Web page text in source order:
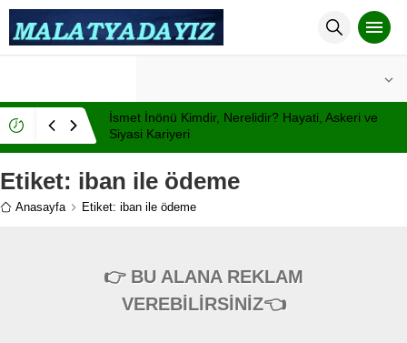
İsmet İnönü Kimdir, Nerelidir? Hayati, Askeri ve
Siyasi Kariyeri
Etiket: iban ile ödeme
Anasayfa Etiket: iban ile ödeme
👉 BU ALANA REKLAM
VEREBİLİRSİNİZ👈